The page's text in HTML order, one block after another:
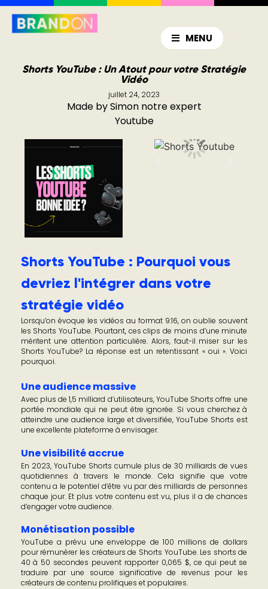
MENU
Shorts YouTube : Un Atout pour votre Stratégie
Vidéo
juillet 24, 2023
Made by Simon notre expert
Youtube
Shorts YouTube : Pourquoi vous
devriez l'intégrer dans votre
stratégie vidéo
Lorsqu’on évoque les vidéos au format 9:16, on oublie souvent
les Shorts YouTube. Pourtant, ces clips de moins d’une minute
méritent une attention particulière. Alors, faut-il miser sur les
Shorts YouTube? La réponse est un retentissant « oui ». Voici
pourquoi.
Une audience massive
Avec plus de 1,5 milliard d’utilisateurs, YouTube Shorts offre une
portée mondiale qui ne peut être ignorée. Si vous cherchez à
atteindre une audience large et diversifiée, YouTube Shorts est
une excellente plateforme à envisager.
Une visibilité accrue
En 2023, YouTube Shorts cumule plus de 30 milliards de vues
quotidiennes à travers le monde. Cela signifie que votre
contenu a le potentiel d’être vu par des milliards de personnes
chaque jour. Et plus votre contenu est vu, plus il a de chances
d’engager votre audience.
Monétisation possible
YouTube a prévu une enveloppe de 100 millions de dollars
pour rémunérer les créateurs de Shorts YouTube. Les shorts de
40 à 50 secondes peuvent rapporter 0,065 $, ce qui peut se
traduire par une source significative de revenus pour les
créateurs de contenu prolifiques et populaires.